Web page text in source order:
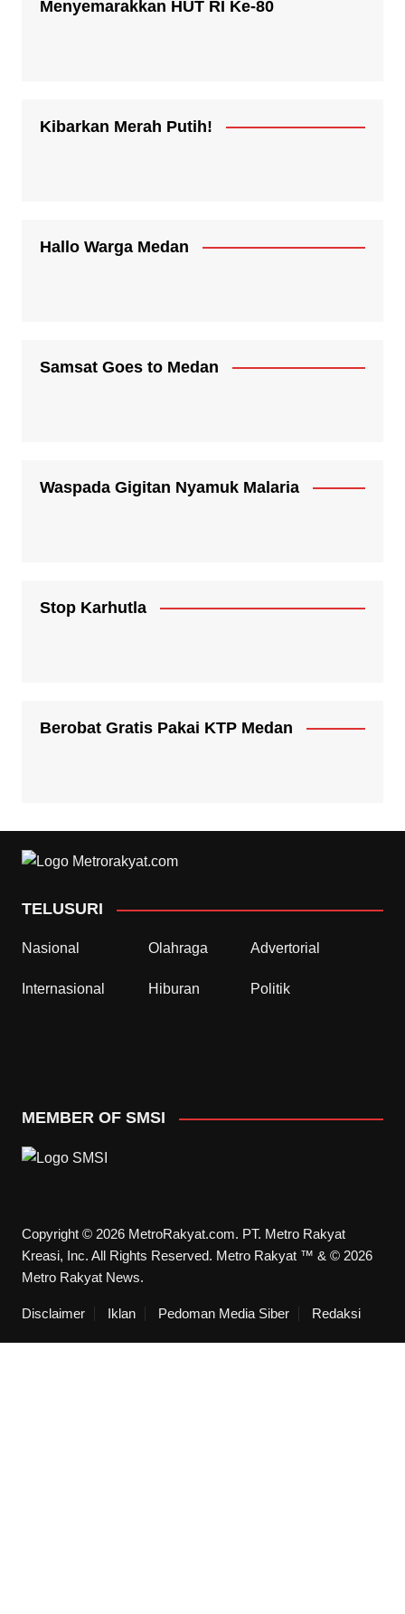
Menyemarakkan HUT RI Ke-80
Kibarkan Merah Putih!
Hallo Warga Medan
Samsat Goes to Medan
Waspada Gigitan Nyamuk Malaria
Stop Karhutla
Berobat Gratis Pakai KTP Medan
TELUSURI
Nasional Olahraga Advertorial
Internasional Hiburan Politik
MEMBER OF SMSI
Copyright © 2026 MetroRakyat.com. PT. Metro Rakyat
Kreasi, Inc. All Rights Reserved. Metro Rakyat ™ & © 2026
Metro Rakyat News.
Disclaimer Iklan Pedoman Media Siber Redaksi